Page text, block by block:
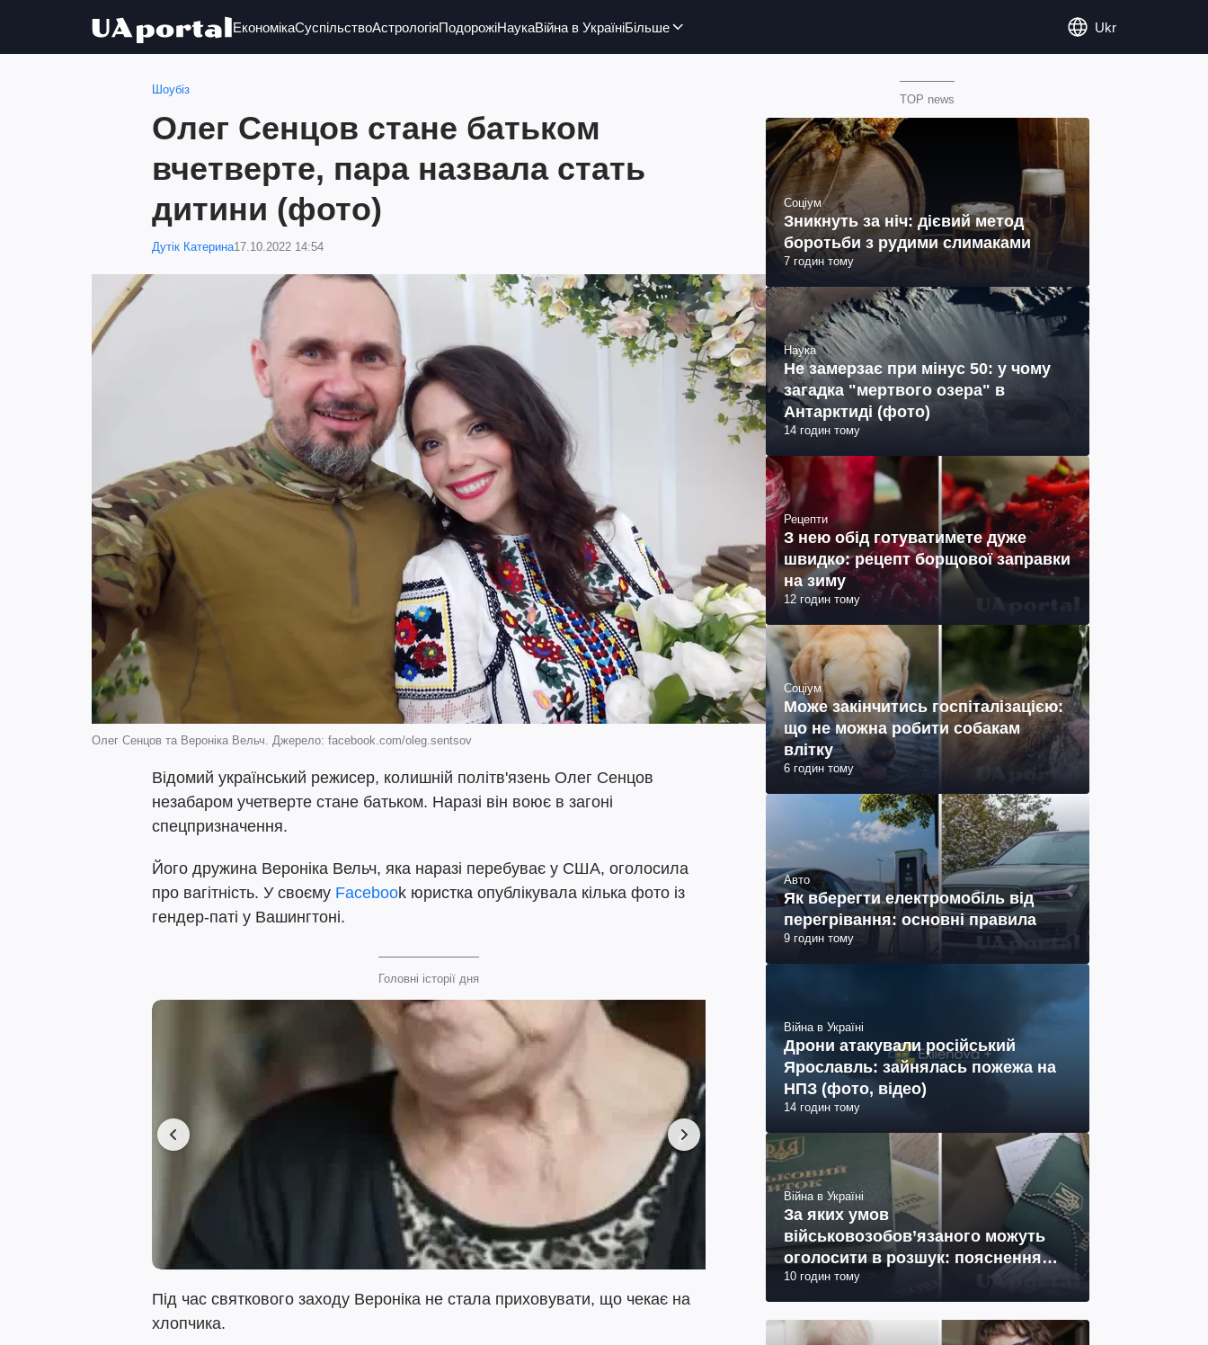
ЕкономікаСуспільствоАстрологіяПодорожіНаукаВійна в УкраїніБільше Ukr
Шоубіз
Олег Сенцов стане батьком
вчетверте, пара назвала стать
дитини (фото)
Дутік Катерина17.10.2022 14:54
Олег Сенцов та Вероніка Вельч. Джерело: facebook.com/oleg.sentsov
Відомий український режисер, колишній політв'язень Олег Сенцов
незабаром учетверте стане батьком. Наразі він воює в загоні
спецпризначення.
Його дружина Вероніка Вельч, яка наразі перебуває у США, оголосила
про вагітність. У своєму Facebook юристка опублікувала кілька фото із
гендер-паті у Вашингтоні.
Головні історії дня
Під час святкового заходу Вероніка не стала приховувати, що чекає на
хлопчика.
TOP news
Соціум
Зникнуть за ніч: дієвий метод
боротьби з рудими слимаками
7 годин тому
Наука
Не замерзає при мінус 50: у чому
загадка "мертвого озера" в
Антарктиді (фото)
14 годин тому
Рецепти
З нею обід готуватимете дуже
швидко: рецепт борщової заправки
на зиму
12 годин тому
Соціум
Може закінчитись госпіталізацією:
що не можна робити собакам
влітку
6 годин тому
Авто
Як вберегти електромобіль від
перегрівання: основні правила
9 годин тому
Війна в Україні
Дрони атакували російський
Ярославль: зайнялась пожежа на
НПЗ (фото, відео)
14 годин тому
Війна в Україні
За яких умов
військовозобов’язаного можуть
оголосити в розшук: пояснення
юриста
10 годин тому